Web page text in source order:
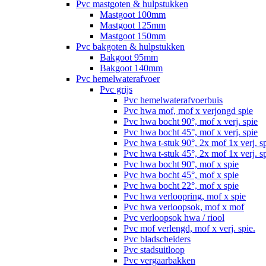
Pvc mastgoten & hulpstukken
Mastgoot 100mm
Mastgoot 125mm
Mastgoot 150mm
Pvc bakgoten & hulpstukken
Bakgoot 95mm
Bakgoot 140mm
Pvc hemelwaterafvoer
Pvc grijs
Pvc hemelwaterafvoerbuis
Pvc hwa mof, mof x verjongd spie
Pvc hwa bocht 90°, mof x verj. spie
Pvc hwa bocht 45°, mof x verj. spie
Pvc hwa t-stuk 90°, 2x mof 1x verj.
Pvc hwa t-stuk 45°, 2x mof 1x verj.
Pvc hwa bocht 90°, mof x spie
Pvc hwa bocht 45°, mof x spie
Pvc hwa bocht 22°, mof x spie
Pvc hwa verloopring, mof x spie
Pvc hwa verloopsok, mof x mof
Pvc verloopsok hwa / riool
Pvc mof verlengd, mof x verj. spie.
Pvc bladscheiders
Pvc stadsuitloop
Pvc vergaarbakken